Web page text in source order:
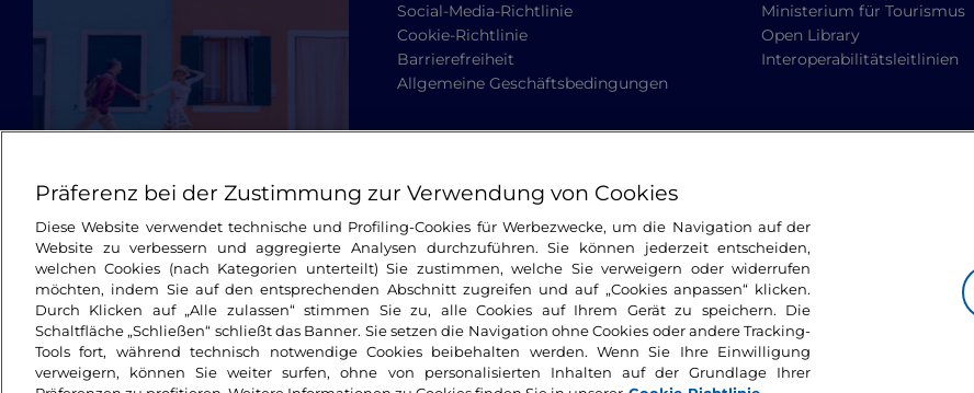
Social-Media-Richtlinie
Cookie-Richtlinie
Barrierefreiheit
Allgemeine Geschäftsbedingungen
Ministerium für Tourismus
Open Library
Interoperabilitätsleitlinien
Präferenz bei der Zustimmung zur Verwendung von Cookies
Diese Website verwendet technische und Profiling-Cookies für Werbezwecke, um die Navigation auf der
Website zu verbessern und aggregierte Analysen durchzuführen. Sie können jederzeit entscheiden,
welchen Cookies (nach Kategorien unterteilt) Sie zustimmen, welche Sie verweigern oder widerrufen
möchten, indem Sie auf den entsprechenden Abschnitt zugreifen und auf „Cookies anpassen“ klicken.
Durch Klicken auf „Alle zulassen“ stimmen Sie zu, alle Cookies auf Ihrem Gerät zu speichern. Die
Schaltfläche „Schließen“ schließt das Banner. Sie setzen die Navigation ohne Cookies oder andere Tracking-
Tools fort, während technisch notwendige Cookies beibehalten werden. Wenn Sie Ihre Einwilligung
verweigern, können Sie weiter surfen, ohne von personalisierten Inhalten auf der Grundlage Ihrer